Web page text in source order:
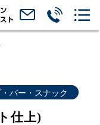
バー・スナック
仕上)